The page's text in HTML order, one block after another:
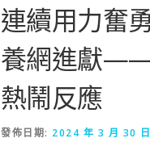
連續用力奮
養網進獻——
熱鬧反應
發佈日期: 2024 年 3 月 30 日